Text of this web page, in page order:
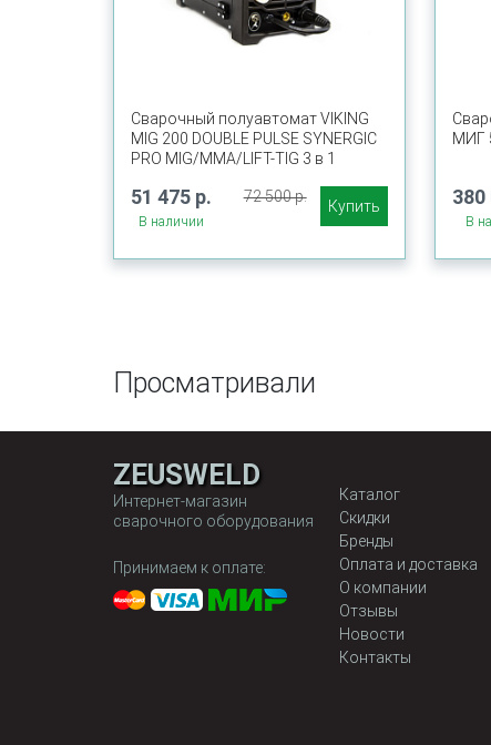
Сварочный полуавтомат VIKING
MIG 200 DOUBLE PULSE SYNERGIC
PRO MIG/MMA/LIFT-TIG 3 в 1
51 475 р.
В наличии
72 500 р.
Купить
МИГ
380
В
Просматривали
ZEUSWELD
Интернет-магазин
сварочного оборудования
Принимаем к оплате:
Каталог
Скидки
Бренды
Оплата и доставка
О компании
Отзывы
Новости
Контакты